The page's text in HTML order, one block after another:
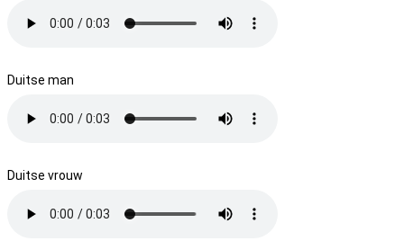
Duitse man
Duitse vrouw